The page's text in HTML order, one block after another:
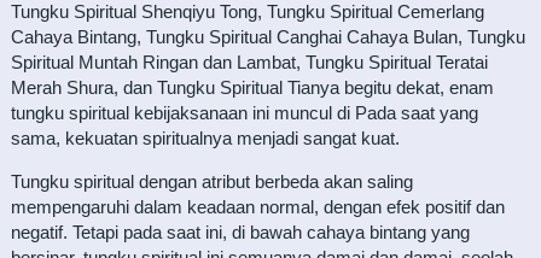
Tungku Spiritual Shenqiyu Tong, Tungku Spiritual Cemerlang
Cahaya Bintang, Tungku Spiritual Canghai Cahaya Bulan, Tungku
Spiritual Muntah Ringan dan Lambat, Tungku Spiritual Teratai
Merah Shura, dan Tungku Spiritual Tianya begitu dekat, enam
tungku spiritual kebijaksanaan ini muncul di Pada saat yang
sama, kekuatan spiritualnya menjadi sangat kuat.
Tungku spiritual dengan atribut berbeda akan saling
mempengaruhi dalam keadaan normal, dengan efek positif dan
negatif. Tetapi pada saat ini, di bawah cahaya bintang yang